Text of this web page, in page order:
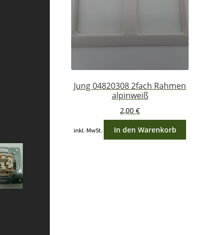
Jung 04820308 2fach Rahmen
alpinweiß
2,00€
inkl. MwSt. In den Warenkorb